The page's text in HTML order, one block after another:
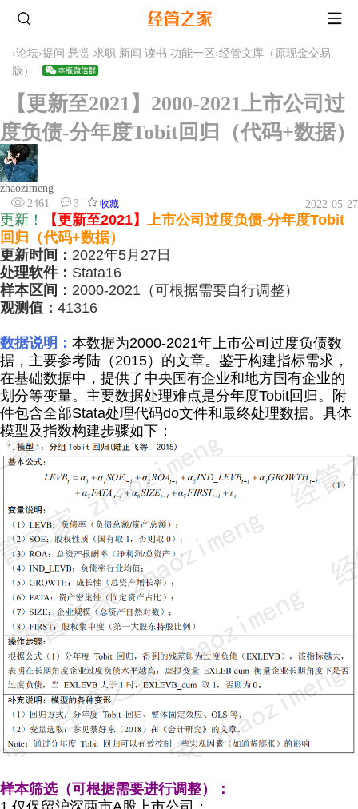
›论坛›提问 悬赏 求职 新闻 读书 功能一区 ›经管文库（原现金交易
版）
【更新至2021】2000-2021上市公司过
度负债-分年度Tobit回归（代码+数据）
zhaozimeng
2461
3 收藏 2022-05-27
更新！ 【更新至2021】 上市公司 过度负债-分年度Tobit
回归（代码+数据）
更新时间： 2022年5月27日
处理软件： Stata16
样本区间： 2000-2021（可根据需要自行调整）
观测值： 41316
数据说明： 本数据为2000-2021年上市公司过度负债数
据，主要参考陆（2015）的文章。鉴于构建指标需求，
在基础数据中，提供了中央国有企业和地方国有企业的
划分等变量。主要数据处理难点是分年度Tobit回归。 附
件包含全部Stata处理代码do文件和最终处理数据。 具体
模型及指数构建步骤如下：
样本筛选（可根据需要进行调整）：